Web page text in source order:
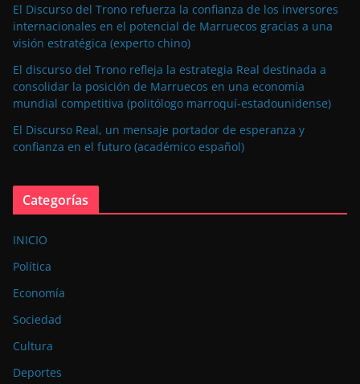
El Discurso del Trono refuerza la confianza de los inversores
internacionales en el potencial de Marruecos gracias a una
visión estratégica (experto chino)
El discurso del Trono refleja la estrategia Real destinada a
consolidar la posición de Marruecos en una economía
mundial competitiva (politólogo marroquí-estadounidense)
El Discurso Real, un mensaje portador de esperanza y
confianza en el futuro (académico español)
Categorías
INICIO
Política
Economía
Sociedad
Cultura
Deportes